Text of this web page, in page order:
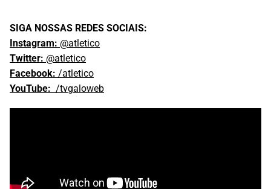
SIGA NOSSAS REDES SOCIAIS:
Instagram: @atletico
Twitter: @atletico
Facebook: /atletico
YouTube: /tvgaloweb